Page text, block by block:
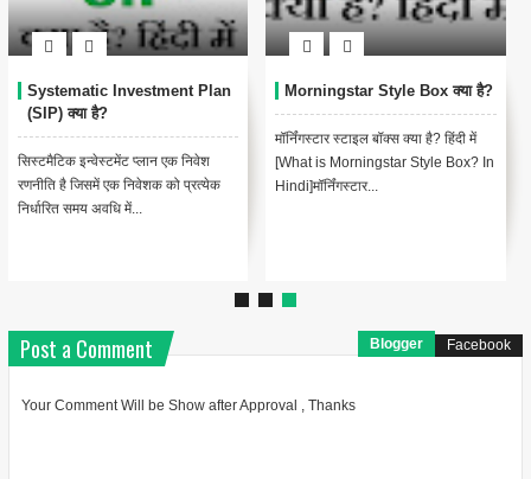
Systematic Investment Plan
(SIP) क्या है?
सिस्टमैटिक इन्वेस्टमेंट प्लान एक निवेश
रणनीति है जिसमें एक निवेशक को प्रत्येक
निर्धारित समय अवधि में...
Morningstar Style Box क्या है?
मॉर्निंगस्टार स्टाइल बॉक्स क्या है? हिंदी में
[What is Morningstar Style Box? In
Hindi]मॉर्निंगस्टार...
Post a Comment Blogger Facebook
Your Comment Will be Show after Approval , Thanks